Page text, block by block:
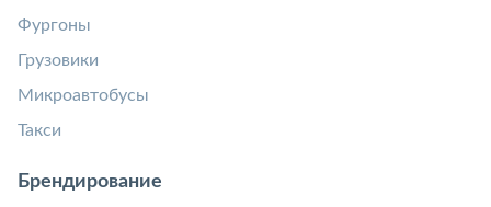
Фургоны
Грузовики
Микроавтобусы
Такси
Брендирование